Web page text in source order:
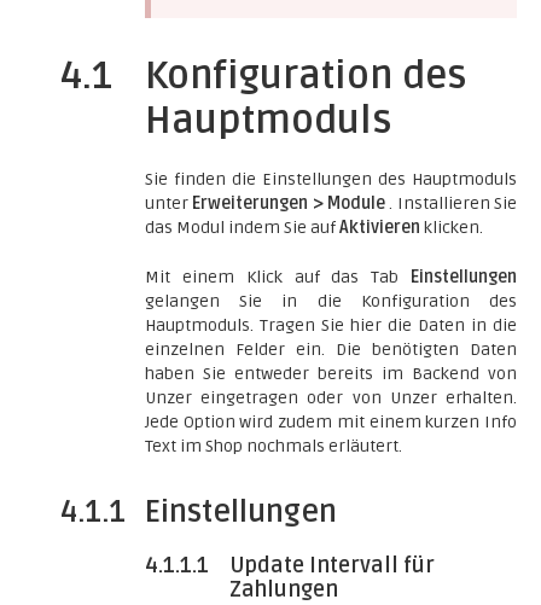
4.1
Konfiguration des
Hauptmoduls
Sie finden die Einstellungen des Hauptmoduls
unter Erweiterungen > Module. Installieren Sie
das Modul indem Sie aufAktivieren klicken.
Mit einem Klick auf das Tab
Einstellungen
gelangen Sie in die Konfiguration des
Hauptmoduls. Tragen Sie hier die Daten in die
einzelnen Felder ein. Die benötigten Daten
haben Sie entweder bereits im Backend von
Unzer eingetragen oder von Unzer erhalten.
Jede Option wird zudem mit einem kurzen Info
Text im Shop nochmals erläutert.
4.1.1 Einstellungen
4.1.1.1
Update Intervall für
Zahlungen